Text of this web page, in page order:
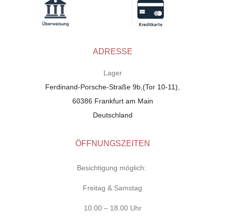
ADRESSE
Lager
Ferdinand-Porsche-Straße 9b,(Tor 10-11),
60386 Frankfurt am Main
Deutschland
ÖFFNUNGSZEITEN
Besichtigung möglich:
Freitag & Samstag
10.00 – 18.00 Uhr